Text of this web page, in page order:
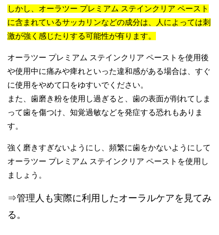
しかし、オーラツー プレミアム ステインクリア ペースト
に含まれているサッカリンなどの成分は、人によっては刺
激が強く感じたりする可能性が有ります。
オーラツー プレミアム ステインクリア ペーストを使用後
や使用中に痛みや痺れといった違和感がある場合は、すぐ
に使用をやめて口をゆすいでください。
また、歯磨き粉を使用し過ぎると、歯の表面が削れてしま
って歯を傷つけ、知覚過敏などを発症する恐れもありま
す。
強く磨きすぎないようにし、頻繁に歯をかないようにして
オーラツー プレミアム ステインクリア ペーストを使用し
ましょう。
⇒管理人も実際に利用したオーラルケアを見てみ
る。